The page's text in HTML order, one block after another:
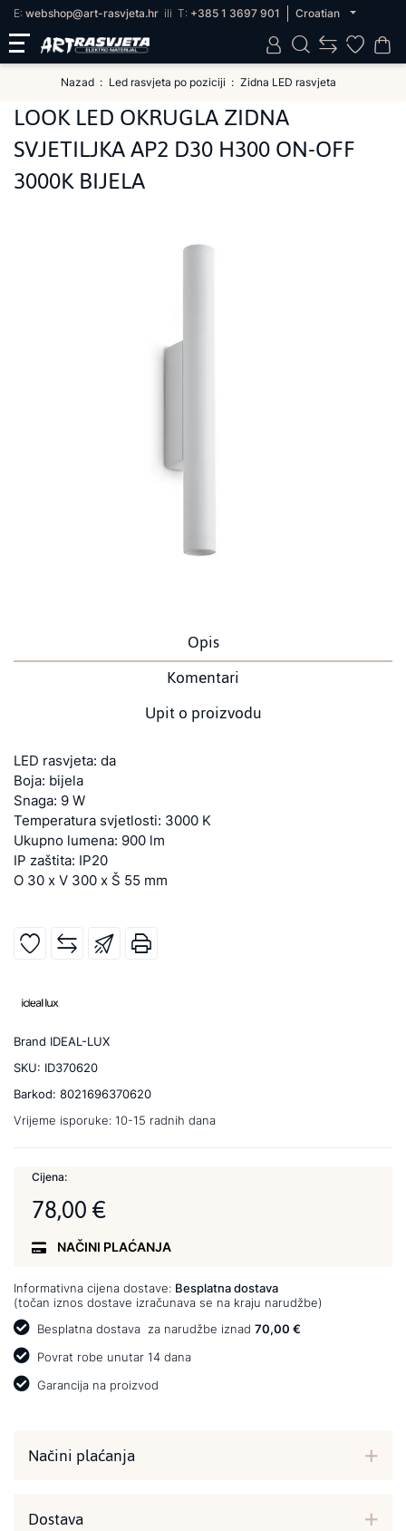
E: webshop@art-rasvjeta.hr ili T: +385 1 3697 901 Croatian
Nazad Led rasvjeta po poziciji Zidna LED rasvjeta
LOOK LED OKRUGLA ZIDNA
SVJETILJKA AP2 D30 H300 ON-OFF
3000K BIJELA
Opis
Komentari
Upit o proizvodu
LED rasvjeta: da
Boja: bijela
Snaga: 9 W
Temperatura svjetlosti: 3000 K
Ukupno lumena: 900 lm
IP zaštita: IP20
O 30 x V 300 x Š 55 mm
Brand IDEAL-LUX
SKU: ID370620
Barkod: 8021696370620
Vrijeme isporuke: 10-15 radnih dana
Cijena:
78,00 €
NAČINI PLAĆANJA
Informativna cijena dostave: Besplatna dostava
(točan iznos dostave izračunava se na kraju narudžbe)
Besplatna dostava za narudžbe iznad 70,00 €
Povrat robe unutar 14 dana
Garancija na proizvod
Načini plaćanja
Dostava